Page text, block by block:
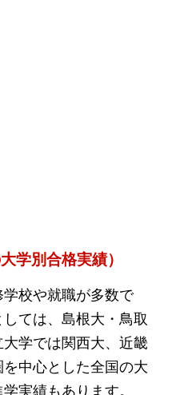
学別合格実績）
校や就職が多数で
ては、島根大・鳥取
学では関西大、近畿
中心とした全国の大
実績もあります。